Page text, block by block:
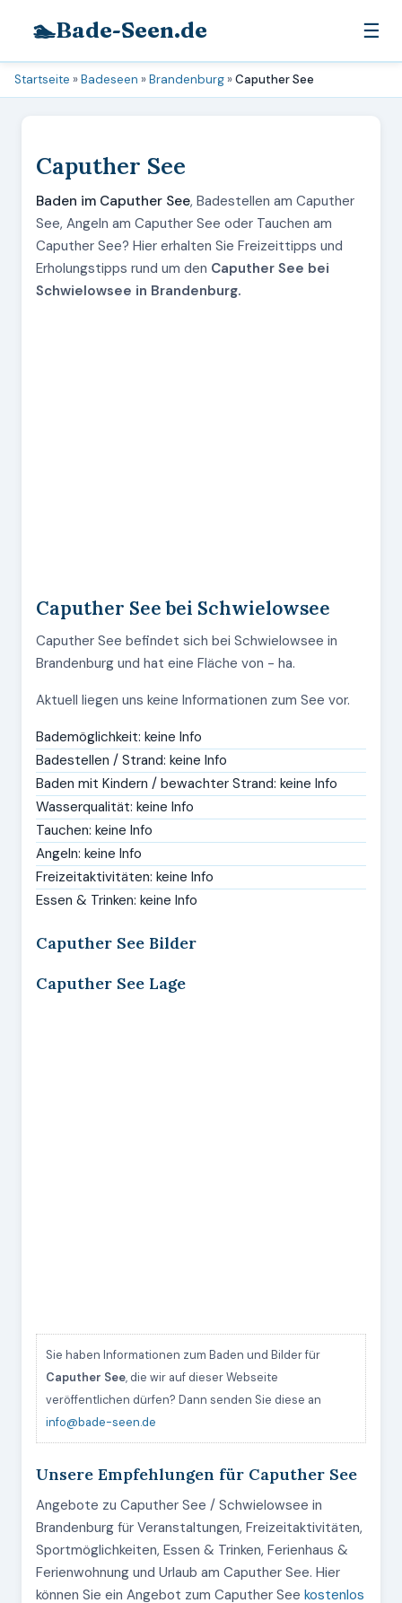
🏊Bade-Seen.de ☰
Startseite »Badeseen »Brandenburg »Caputher See
Caputher See
Baden im Caputher See, Badestellen am Caputher
See, Angeln am Caputher See oder Tauchen am
Caputher See? Hier erhalten Sie Freizeittipps und
Erholungstipps rund um den Caputher See bei
Schwielowsee in Brandenburg.
Caputher See bei Schwielowsee
Caputher See befindet sich bei Schwielowsee in
Brandenburg und hat eine Fläche von - ha.
Aktuell liegen uns keine Informationen zum See vor.
Bademöglichkeit: keine Info
Badestellen / Strand: keine Info
Baden mit Kindern / bewachter Strand: keine Info
Wasserqualität: keine Info
Tauchen: keine Info
Angeln: keine Info
Freizeitaktivitäten: keine Info
Essen & Trinken: keine Info
Caputher See Bilder
Caputher See Lage
Sie haben Informationen zum Baden und Bilder für
Caputher See, die wir auf dieser Webseite
veröffentlichen dürfen? Dann senden Sie diese an
info@bade-seen.de
Unsere Empfehlungen für Caputher See
Angebote zu Caputher See / Schwielowsee in
Brandenburg für Veranstaltungen, Freizeitaktivitäten,
Sportmöglichkeiten, Essen & Trinken, Ferienhaus &
Ferienwohnung und Urlaub am Caputher See. Hier
können Sie ein Angebot zum Caputher See kostenlos